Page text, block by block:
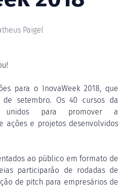
Paigel
para o InovaWeek 2018, que
setembro. Os 40 cursos da
unidos para promover a
ações e projetos desenvolvidos
ao público em formato de
participarão de rodadas de
de pitch para empresários de